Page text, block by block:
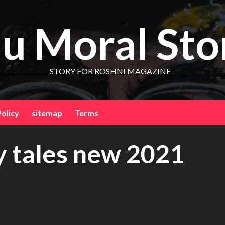
Moral
STORY FOR ROSHNI MAGAZINE
sitemap Terms
tales new 2021